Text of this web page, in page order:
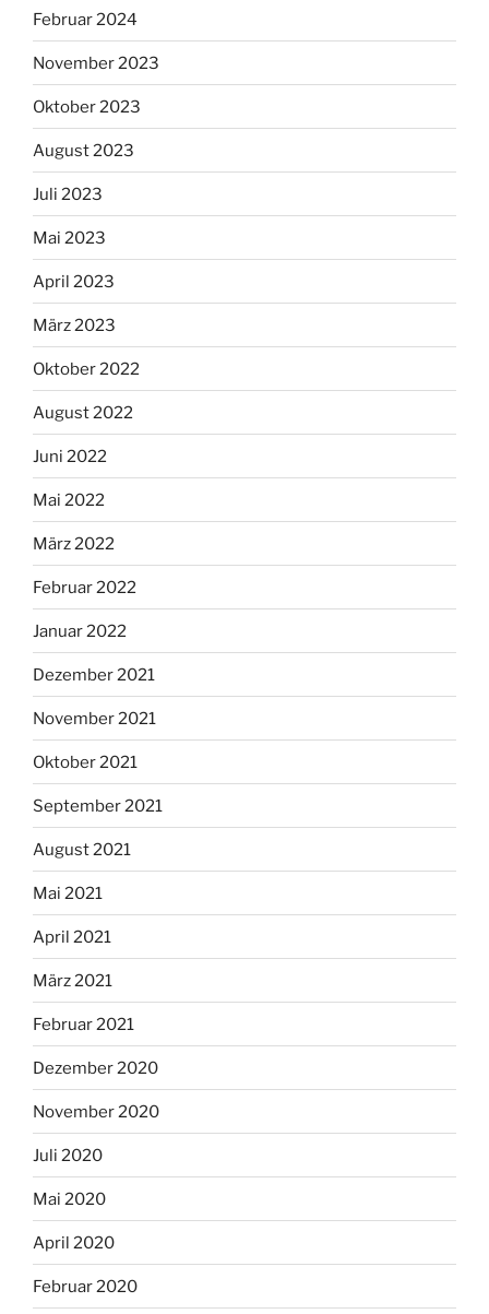
Februar 2024
November 2023
Oktober 2023
August 2023
Juli 2023
Mai 2023
April 2023
März 2023
Oktober 2022
August 2022
Juni 2022
Mai 2022
März 2022
Februar 2022
Januar 2022
Dezember 2021
November 2021
Oktober 2021
September 2021
August 2021
Mai 2021
April 2021
März 2021
Februar 2021
Dezember 2020
November 2020
Juli 2020
Mai 2020
April 2020
Februar 2020